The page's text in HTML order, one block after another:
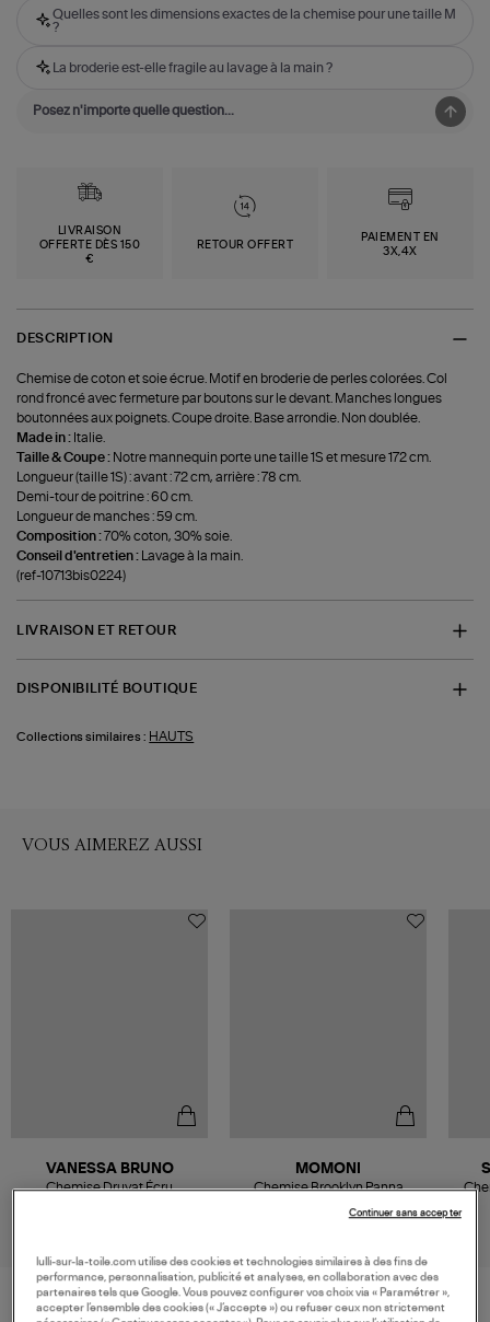
Quelles sont les dimensions exactes de la chemise pour une taille M
?
La broderie est-elle fragile au lavage à la main ?
LIVRAISON
OFFERTE DÈS 150
€
RETOUR OFFERT
PAIEMENT EN
3X,4X
DESCRIPTION
Chemise de coton et soie écrue. Motif en broderie de perles colorées. Col
rond froncé avec fermeture par boutons sur le devant. Manches longues
boutonnées aux poignets. Coupe droite. Base arrondie. Non doublée.
Made in : Italie.
Taille & Coupe : Notre mannequin porte une taille 1S et mesure 172 cm.
Longueur (taille 1S) : avant : 72 cm, arrière : 78 cm.
Demi-tour de poitrine : 60 cm.
Longueur de manches : 59 cm.
Composition : 70% coton, 30% soie.
Conseil d'entretien :
Lavage à la main.
(ref-10713bis0224)
LIVRAISON ET RETOUR
DISPONIBILITÉ BOUTIQUE
Collections similaires : HAUTS
VOUS AIMEREZ AUSSI
VANESSA BRUNO
Chemise Druyat Écru
260,00 €
MOMONI
Chemise Brooklyn Panna
lulli-sur-la-toile.com utilise des cookies et technologies similaires à des fins de
performance, personnalisation, publicité et analyses, en collaboration avec des
partenaires tels que Google. Vous pouvez configurer vos choix via « Paramétrer »,
accepter l’ensemble des cookies (« J’accepte ») ou refuser ceux non strictement
Continuer sans accepter